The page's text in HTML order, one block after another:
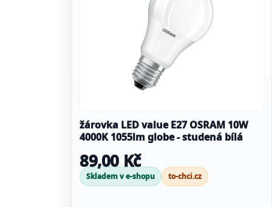
žárovka LED value E27 OSRAM 10W
4000K 1055lm globe - studená bílá
89,00 Kč
Skladem v e-shopu to-chci.cz